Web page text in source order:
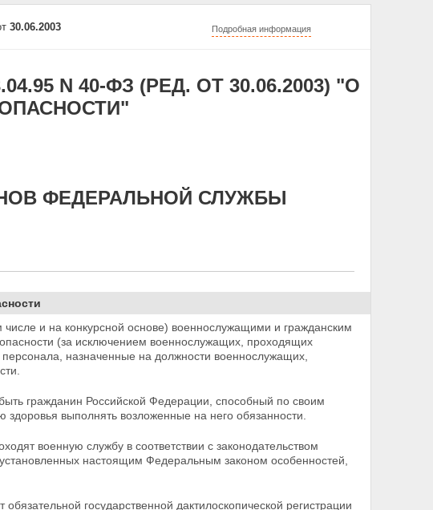
30.06.2003 Подробная информация
N 40-ФЗ (РЕД. ОТ 30.06.2003) "О
ФЕДЕРАЛЬНОЙ СЛУЖБЫ
и на конкурсной основе) военнослужащими и гражданским
(за исключением военнослужащих, проходящих
назначенные на должности военнослужащих,
гражданин Российской Федерации, способный по своим
выполнять возложенные на него обязанности.
военную службу в соответствии с законодательством
настоящим Федеральным законом особенностей,
государственной дактилоскопической регистрации